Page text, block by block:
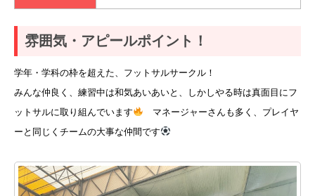
雰囲気・アピールポイント！
学年・学科の枠を超えた、フットサルサークル！
みんな仲良く、練習中は和気あいあいと、しかしやる時は真面目にフ
ットサルに取り組んでいます
マネージャーさんも多く、プレイヤ
ーと同じくチームの大事な仲間です